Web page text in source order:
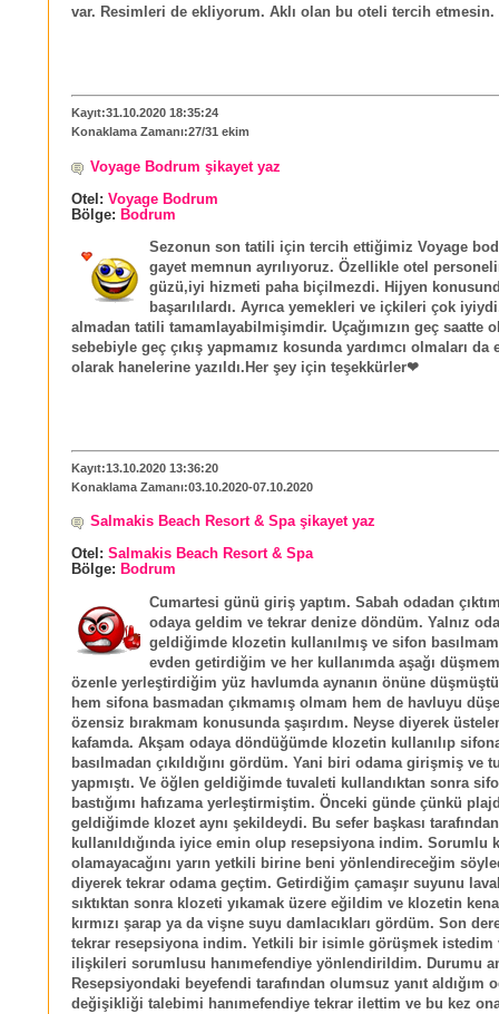
var. Resimleri de ekliyorum. Aklı olan bu oteli tercih etmesin.
Kayıt:31.10.2020 18:35:24
Konaklama Zamanı:27/31 ekim
Voyage Bodrum şikayet yaz
Otel: Voyage Bodrum
Bölge: Bodrum
Sezonun son tatili için tercih ettiğimiz Voyage
gayet memnun ayrılıyoruz. Özellikle otel
güzü,iyi hizmeti paha biçilmezdi. Hijyen
başarılılardı. Ayrıca yemekleri ve içkileri çok
almadan tatili tamamlayabilmişimdir. Uçağımızın geç saatte
sebebiyle geç çıkış yapmamız kosunda yardımcı olmaları da
olarak hanelerine yazıldı.Her şey için teşekkürler❤
Kayıt:13.10.2020 13:36:20
Konaklama Zamanı:03.10.2020-07.10.2020
Salmakis Beach Resort & Spa şikayet yaz
Otel: Salmakis Beach Resort & Spa
Bölge: Bodrum
Cumartesi günü giriş yaptım. Sabah odadan
odaya geldim ve tekrar denize döndüm. Yalnız
geldiğimde klozetin kullanılmış ve sifon
evden getirdiğim ve her kullanımda aşağı
özenle yerleştirdiğim yüz havlumda aynanın önüne
hem sifona basmadan çıkmamış olmam hem de havluyu
özensiz bırakmam konusunda şaşırdım. Neyse diyerek
kafamda. Akşam odaya döndüğümde klozetin kullanılıp
basılmadan çıkıldığını gördüm. Yani biri odama girişmiş ve
yapmıştı. Ve öğlen geldiğimde tuvaleti kullandıktan sonra
bastığımı hafızama yerleştirmiştim. Önceki günde çünkü
geldiğimde klozet aynı şekildeydi. Bu sefer başkası tarafından
kullanıldığında iyice emin olup resepsiyona indim. Sorumlu
olamayacağını yarın yetkili birine beni yönlendireceğim
diyerek tekrar odama geçtim. Getirdiğim çamaşır suyunu
sıktıktan sonra klozeti yıkamak üzere eğildim ve klozetin
kırmızı şarap ya da vişne suyu damlacıkları gördüm. Son
tekrar resepsiyona indim. Yetkili bir isimle görüşmek istedim
ilişkileri sorumlusu hanımefendiye yönlendirildim. Durumu
Resepsiyondaki beyefendi tarafından olumsuz yanıt aldığım
değişikliği talebimi hanımefendiye tekrar ilettim ve bu kez